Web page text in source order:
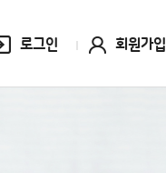
로그인 회원가입